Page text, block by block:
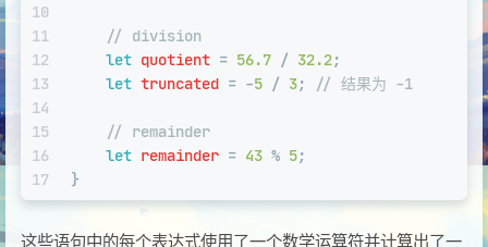
10
11
12
13
14
15
16
17
// division
let quotient = 56.7 / 32.2;
let truncated = -5 / 3; // 结果为 -1
// remainder
let remainder = 43 % 5;
}
这些语句中的每个表达式使用了一个数学运算符并计算出了一